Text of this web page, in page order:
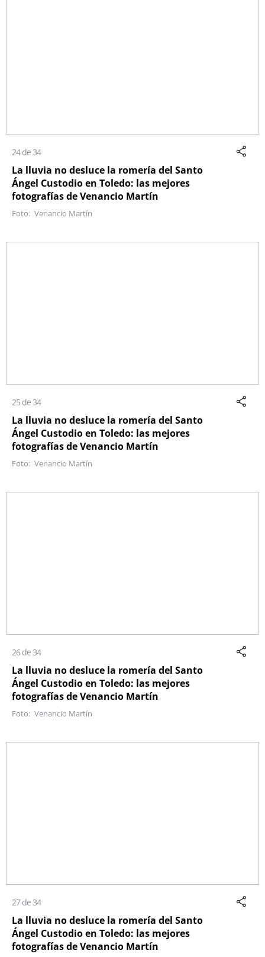
24 de 34
La lluvia no desluce la romería del Santo
Ángel Custodio en Toledo: las mejores
fotografías de Venancio Martín
Venancio Martín
25 de 34
La lluvia no desluce la romería del Santo
Ángel Custodio en Toledo: las mejores
fotografías de Venancio Martín
Venancio Martín
26 de 34
La lluvia no desluce la romería del Santo
Ángel Custodio en Toledo: las mejores
fotografías de Venancio Martín
Venancio Martín
27 de 34
La lluvia no desluce la romería del Santo
Ángel Custodio en Toledo: las mejores
fotografías de Venancio Martín